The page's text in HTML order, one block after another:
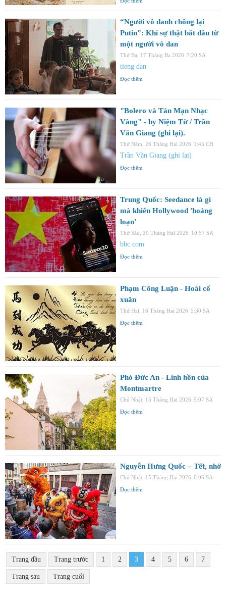
“Người vô danh chống lại
Putin”: Khi sự thật bắt đầu từ
một người vô dan
Thứ Ba, 17 Tháng Ba 2026 7:20 SA
tieng dan
Đọc thêm
"Bolero và Tản Mạn Nhạc
Vàng" - by Niệm Từ / Trần
Văn Giang (ghi lại).
Thứ Năm, 26 Tháng Hai 2026 1:45 CH
Trần Văn Giang (ghi lại)
Đọc thêm
Trung Quốc: Seedance là gì
mà khiến Hollywood 'hoảng
loạn'
Thứ Sáu, 20 Tháng Hai 2026 10:57 SA
bbc.com
Đọc thêm
Phạm Công Luận - Hoài cố
xuân
Thứ Hai, 16 Tháng Hai 2026 5:30 SA
Đọc thêm
Phó Đức An - Linh hồn của
Montmartre
Chủ Nhật, 15 Tháng Hai 2026 9:07 SA
Đọc thêm
Nguyễn Hưng Quốc – Tết, nhớ
Chủ Nhật, 15 Tháng Hai 2026 6:06 SA
Đọc thêm
Trang đầu Trang trước 1 2 3 4 5 6 7
Trang sau Trang cuối